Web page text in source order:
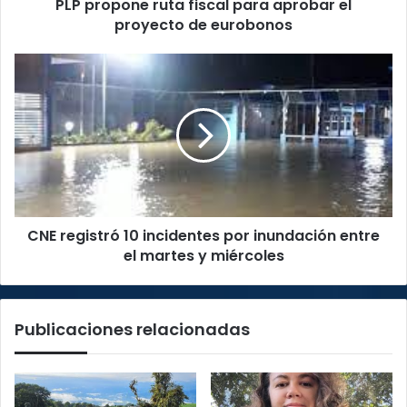
PLP propone ruta fiscal para aprobar el
proyecto de eurobonos
registró
10
incidentes
por
inundación
entre
el
martes
CNE registró 10 incidentes por inundación entre
el martes y miércoles
Publicaciones relacionadas